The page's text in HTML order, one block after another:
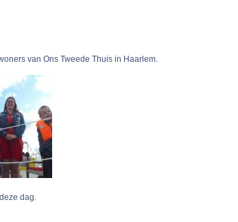
van Ons Tweede Thuis in Haarlem.
dag.